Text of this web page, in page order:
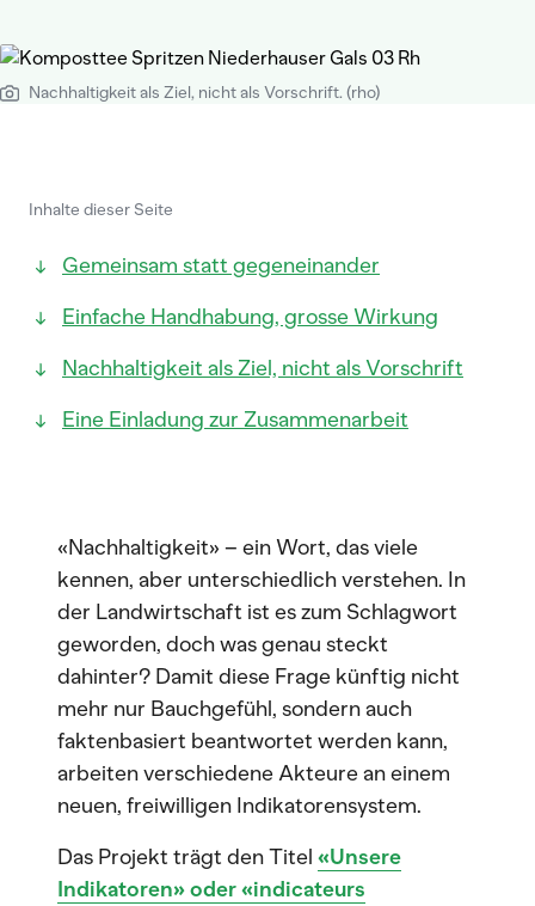
Nachhaltigkeit als Ziel, nicht als Vorschrift. (rho)
Inhalte dieser Seite
Gemeinsam statt gegeneinander
Einfache Handhabung, grosse Wirkung
Nachhaltigkeit als Ziel, nicht als Vorschrift
Eine Einladung zur Zusammenarbeit
«Nachhaltigkeit» – ein Wort, das viele
kennen, aber unterschiedlich verstehen. In
der Landwirtschaft ist es zum Schlagwort
geworden, doch was genau steckt
dahinter? Damit diese Frage künftig nicht
mehr nur Bauchgefühl, sondern auch
faktenbasiert beantwortet werden kann,
arbeiten verschiedene Akteure an einem
neuen, freiwilligen Indikatorensystem.
Das Projekt trägt den Titel «Unsere
Indikatoren» oder «indicateurs